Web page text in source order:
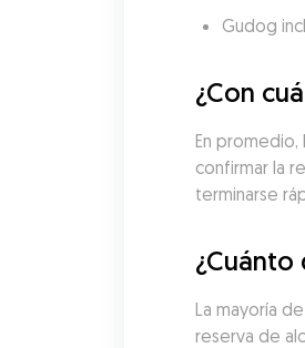
Gudog
¿Con
En
confirmar la
terminarse
La mayoría
reserva de